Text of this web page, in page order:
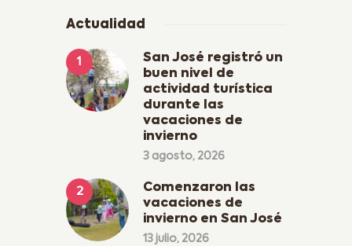
Actualidad
San José registró un
buen nivel de
actividad turística
durante las
vacaciones de
invierno
3 agosto, 2026
Comenzaron las
vacaciones de
invierno en San José
13 julio, 2026